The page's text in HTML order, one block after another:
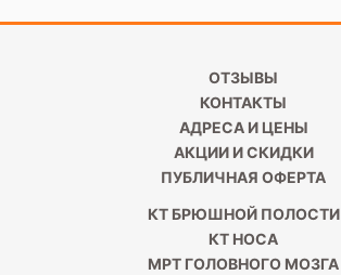
ОТЗЫВЫ
КОНТАКТЫ
АДРЕСА И ЦЕНЫ
АКЦИИ И СКИДКИ
ПУБЛИЧНАЯ ОФЕРТА
КТ БРЮШНОЙ ПОЛОСТИ
КТ НОСА
МРТ ГОЛОВНОГО МОЗГА